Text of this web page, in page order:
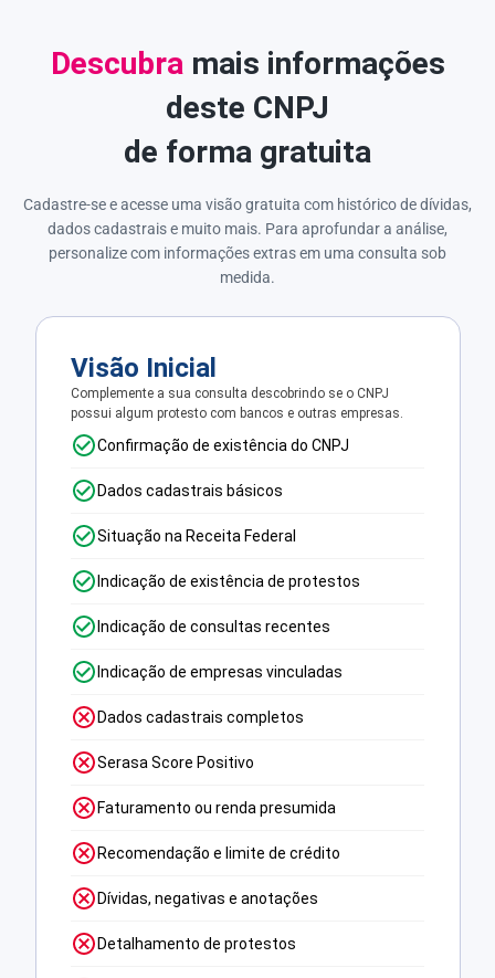
Descubramais informações
deste CNPJ
de forma gratuita
Cadastre-se e acesse uma visão gratuita com histórico de dívidas,
dados cadastrais e muito mais. Para aprofundar a análise,
personalize com informações extras em uma consulta sob
medida.
Visão Inicial
Complemente a sua consulta descobrindo se o CNPJ
possui algum protesto com bancos e outras empresas.
Confirmação de existência do CNPJ
Dados cadastrais básicos
Situação na Receita Federal
Indicação de existência de protestos
Indicação de consultas recentes
Indicação de empresas vinculadas
Dados cadastrais completos
Serasa Score Positivo
Faturamento ou renda presumida
Recomendação e limite de crédito
Dívidas, negativas e anotações
Detalhamento de protestos